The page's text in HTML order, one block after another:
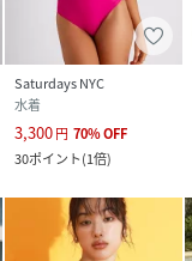
Saturdays NYC
水着
3,300円 70%OFF
30ポイント(1倍)